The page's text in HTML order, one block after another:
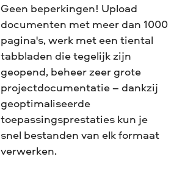
Geen beperkingen! Upload
documenten met meer dan 1000
pagina's, werk met een tiental
tabbladen die tegelijk zijn
geopend, beheer zeer grote
projectdocumentatie – dankzij
geoptimaliseerde
toepassingsprestaties kun je
snel bestanden van elk formaat
verwerken.